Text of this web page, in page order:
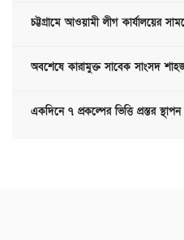
চট্টগ্রামে আওয়ামী লীগ কার্যালয়ের
অবশেষে কারামুক্ত সাবেক সাংসদ
একদিনে ৭ প্রকল্পের ভিত্তি প্রস্তর